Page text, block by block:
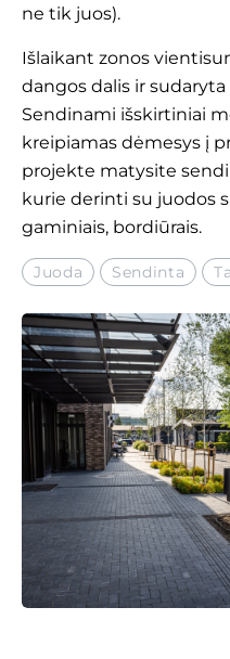
ne tik juos).
Išlaikant zonos
dangos dalis ir
Sendinami išskirtiniai
kreipiamas dėmesys į
projekte matysite
kurie derinti su juodos
gaminiais, bordiūrais.
Juoda Sendinta